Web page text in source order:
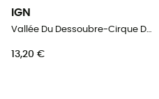
IGN
Vallée Du Dessoubre-Cirque De Consolation.Montagnes Du Lomont - Carte topographique
13,20 €